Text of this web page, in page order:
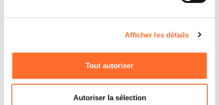
Afficher les détails
Tout autoriser
Autoriser la sélection